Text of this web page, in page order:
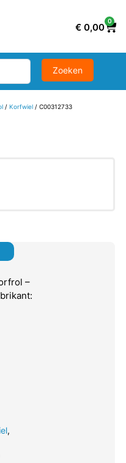
€ 0,00
0
/ Korfwiel/ C00312733
–
,